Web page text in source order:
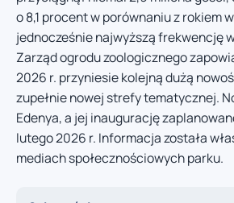
o 8,1 procent w porównaniu z rokiem
jednocześnie najwyższą frekwencję
Zarząd ogrodu zoologicznego
2026 r. przyniesie kolejną dużą
zupełnie nowej strefy tematycznej.
Edenya, a jej inaugurację
lutego 2026 r. Informacja została
mediach społecznościowych parku.